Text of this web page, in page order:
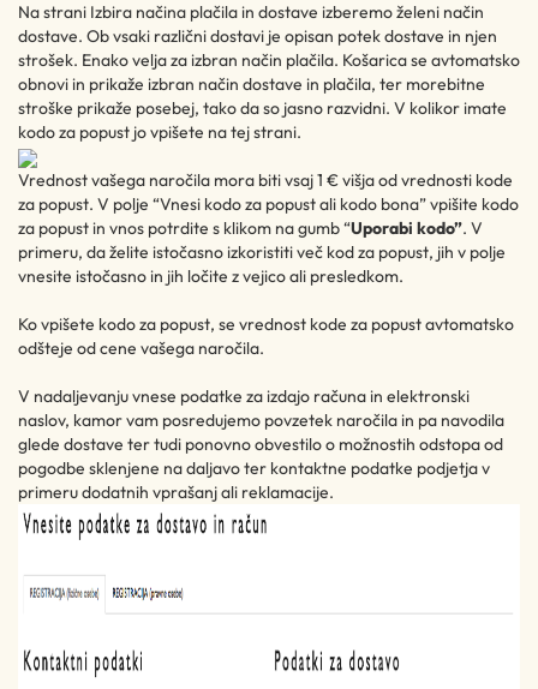
Na strani Izbira načina plačila in dostave izberemo želeni način
dostave. Ob vsaki različni dostavi je opisan potek dostave in njen
strošek. Enako velja za izbran način plačila. Košarica se avtomatsko
obnovi in prikaže izbran način dostave in plačila, ter morebitne
stroške prikaže posebej, tako da so jasno razvidni. V kolikor imate
kodo za popust jo vpišete na tej strani.
Vrednost vašega naročila mora biti vsaj 1 € višja od vrednosti kode
za popust. V polje “Vnesi kodo za popust ali kodo bona” vpišite kodo
za popust in vnos potrdite s klikom na gumb “Uporabi kodo”. V
primeru, da želite istočasno izkoristiti več kod za popust, jih v polje
vnesite istočasno in jih ločite z vejico ali presledkom.
Ko vpišete kodo za popust, se vrednost kode za popust avtomatsko
odšteje od cene vašega naročila.
V nadaljevanju vnese podatke za izdajo računa in elektronski
naslov, kamor vam posredujemo povzetek naročila in pa navodila
glede dostave ter tudi ponovno obvestilo o možnostih odstopa od
pogodbe sklenjene na daljavo ter kontaktne podatke podjetja v
primeru dodatnih vprašanj ali reklamacije.